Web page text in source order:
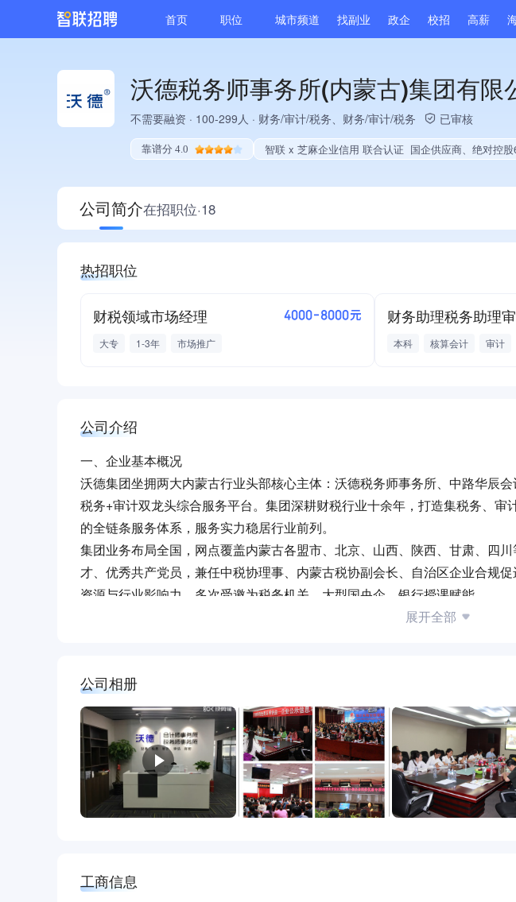
首页 职位 城市频道 找副业 政企 校招 高薪
沃德税务师事务所(内蒙古)集团有限
不需要融资 · 100-299人 · 财务/审计/税务、财务/审计/税务 已审核
靠谱分 4.0 智联 x 芝麻企业信用 联合认证 国企供应商、绝对控股6家公司、薪资水平全省同行前
公司简介在招职位·18
热招职位
财税领域市场经理 4000-8000元
大专 1-3年 市场推广
财务助理税务助理
本科 核算会计 审计
公司介绍
一、企业基本概况
沃德集团坐拥两大内蒙古行业头部核心主体：沃德税务师事务所、中路华辰
税务+审计双龙头综合服务平台。集团深耕财税行业十余年，打造集税务、
的全链条服务体系，服务实力稳居行业前列。
集团业务布局全国，网点覆盖内蒙古各盟市、北京、山西、陕西、甘肃、四
才、优秀共产党员，兼任中税协理事、内蒙古税协副会长、自治区企业合规
资源与行业影响力，多次受邀为税务机关、大型国央企、银行授课赋能。
凭借极致的专业服务与优良口碑，集团斩获TSC5级最高涉税信用、AAA级税
全资质，多次获评行业先进基层党组织，服务覆盖能源、矿山、制造、高新、
二、核心业务范围
（一）沃德税务师事务所
主打高端、全周期涉税服务，涵盖税务代理、全税种鉴证、定制化税收筹划
调、税务司法鉴证等核心业务；专项承接高新企业、专精特新全流程申报、
服务，可专业解决股权并购、破产重整、税企争议、高净值人士个税规划等
（二）中路华辰会计师事务所
算绩效评价、经济案件司法审计，业务含金量高、行业覆盖面广。
展开全部
公司相册
工商信息